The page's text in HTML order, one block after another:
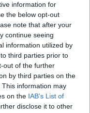
information for
the below opt-out
note that after your
continue seeing
information utilized by
third parties prior to
out of the further
by third parties on the
This information may
on the IAB’s List of
disclose it to other
για τα
και όχι μόνο,
των
προσωρινή τους
λαθραία